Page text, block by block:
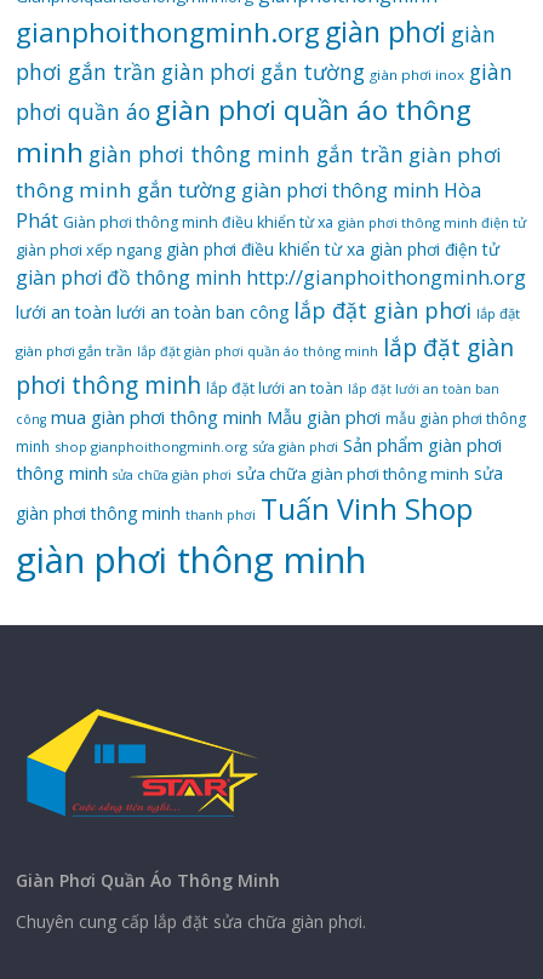
gianphoithongminh.org giàn phơi giàn
phơi gắn trần giàn phơi gắn tường giàn phơi inox giàn
phơi quần áo giàn phơi quần áo thông
minh giàn phơi thông minh gắn trần giàn phơi
thông minh gắn tường giàn phơi thông minh Hòa
Phát Giàn phơi thông minh điều khiển từ xa giàn phơi thông minh điện tử
giàn phơi xếp ngang giàn phơi điều khiển từ xa giàn phơi điện tử
giàn phơi đồ thông minh http://gianphoithongminh.org
lưới an toàn lưới an toàn ban công lắp đặt giàn phơi lắp đặt
giàn phơi gắn trần lắp đặt giàn phơi quần áo thông minh lắp đặt giàn
phơi thông minh lắp đặt lưới an toàn lắp đặt lưới an toàn ban
công mua giàn phơi thông minh Mẫu giàn phơi mẫu giàn phơi thông
minh shop gianphoithongminh.org sửa giàn phơi Sản phẩm giàn phơi
thông minh sửa chữa giàn phơi sửa chữa giàn phơi thông minh sửa
giàn phơi thông minh thanh phơi Tuấn Vinh Shop
‌giàn‌ ‌phơi‌ ‌thông‌ ‌minh
Giàn Phơi Quần Áo Thông Minh
Chuyên cung cấp lắp đặt sửa chữa giàn phơi.